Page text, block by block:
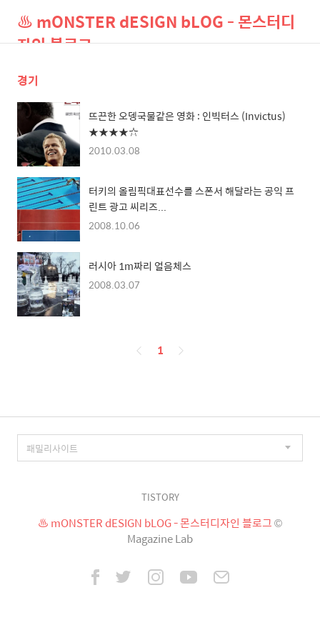
♨ mONSTER dESIGN bLOG - 몬스터디
자인 블로그
경기
뜨끈한 오뎅국물같은 영화 : 인빅터스 (Invictus)
★★★★☆
2010.03.08
터키의 올림픽대표선수를 스폰서 해달라는 공익 프
린트 광고 씨리즈...
2008.10.06
러시아 1m짜리 얼음체스
2008.03.07
페
1
TISTORY
♨ mONSTER dESIGN bLOG - 몬스터디자인 블로그©
Magazine Lab